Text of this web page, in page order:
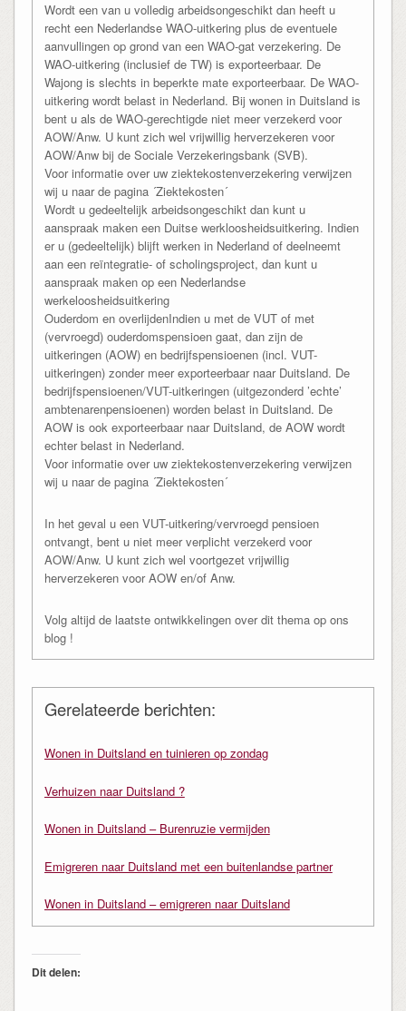
Wordt een van u volledig arbeidsongeschikt dan heeft u
recht een Nederlandse WAO-uitkering plus de eventuele
aanvullingen op grond van een WAO-gat verzekering. De
WAO-uitkering (inclusief de TW) is exporteerbaar. De
Wajong is slechts in beperkte mate exporteerbaar. De WAO-
uitkering wordt belast in Nederland. Bij wonen in Duitsland is
bent u als de WAO-gerechtigde niet meer verzekerd voor
AOW/Anw. U kunt zich wel vrijwillig herverzekeren voor
AOW/Anw bij de Sociale Verzekeringsbank (SVB).
Voor informatie over uw ziektekostenverzekering verwijzen
wij u naar de pagina ´Ziektekosten´
Wordt u gedeeltelijk arbeidsongeschikt dan kunt u
aanspraak maken een Duitse werkloosheidsuitkering. Indien
er u (gedeeltelijk) blijft werken in Nederland of deelneemt
aan een reïntegratie- of scholingsproject, dan kunt u
aanspraak maken op een Nederlandse
werkeloosheidsuitkering
Ouderdom en overlijdenIndien u met de VUT of met
(vervroegd) ouderdomspensioen gaat, dan zijn de
uitkeringen (AOW) en bedrijfspensioenen (incl. VUT-
uitkeringen) zonder meer exporteerbaar naar Duitsland. De
bedrijfspensioenen/VUT-uitkeringen (uitgezonderd ’echte’
ambtenarenpensioenen) worden belast in Duitsland. De
AOW is ook exporteerbaar naar Duitsland, de AOW wordt
echter belast in Nederland.
Voor informatie over uw ziektekostenverzekering verwijzen
wij u naar de pagina ´Ziektekosten´
In het geval u een VUT-uitkering/vervroegd pensioen
ontvangt, bent u niet meer verplicht verzekerd voor
AOW/Anw. U kunt zich wel voortgezet vrijwillig
herverzekeren voor AOW en/of Anw.
Volg altijd de laatste ontwikkelingen over dit thema op ons
blog !
Gerelateerde berichten:
Wonen in Duitsland en tuinieren op zondag
Verhuizen naar Duitsland ?
Wonen in Duitsland – Burenruzie vermijden
Emigreren naar Duitsland met een buitenlandse partner
Wonen in Duitsland – emigreren naar Duitsland
Dit delen: